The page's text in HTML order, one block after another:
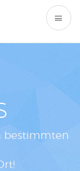
bestimmten